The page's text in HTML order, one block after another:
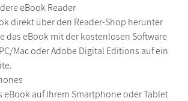
eBook Reader
direkt über den Reader-Shop herunter
das eBook mit der kostenlosen Software
PC/Mac oder Adobe Digital Editions auf ein
eBook auf Ihrem Smartphone oder Tablet